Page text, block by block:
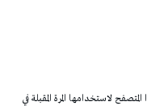
لاستخدامها المرة المقبلة في